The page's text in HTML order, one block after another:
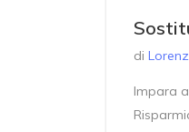
di
Impara